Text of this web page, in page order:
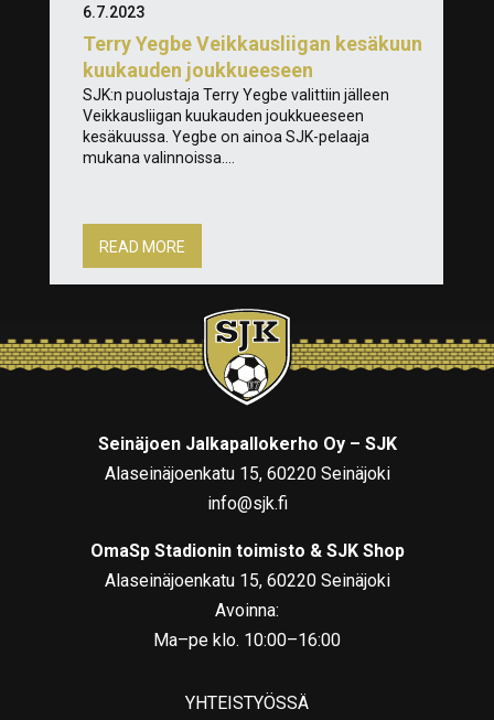
Terry Yegbe Veikkausliigan kesäkuun
kuukauden joukkueeseen
6.7.2023
SJK:n puolustaja Terry Yegbe valittiin jälleen
Veikkausliigan kuukauden joukkueeseen
kesäkuussa. Yegbe on ainoa SJK-pelaaja
mukana valinnoissa....
READ MORE
Seinäjoen Jalkapallokerho Oy – SJK
Alaseinäjoenkatu 15, 60220 Seinäjoki
info@sjk.fi
OmaSp Stadionin toimisto & SJK Shop
Alaseinäjoenkatu 15, 60220 Seinäjoki
Avoinna:
Ma–pe klo. 10:00–16:00
YHTEISTYÖSSÄ